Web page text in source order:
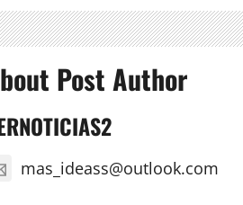
Post Author
mas_ideass@outlook.com